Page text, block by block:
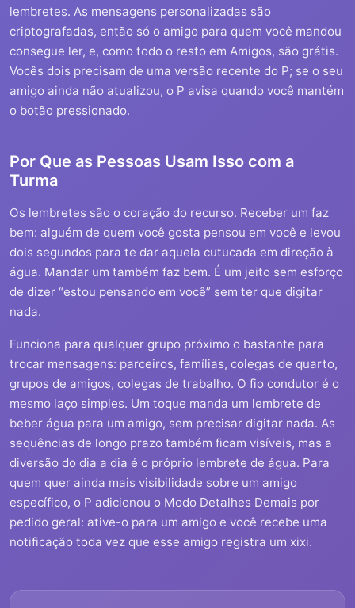
lembretes. As mensagens personalizadas são
criptografadas, então só o amigo para quem você mandou
consegue ler, e, como todo o resto em Amigos, são grátis.
Vocês dois precisam de uma versão recente do P; se o seu
amigo ainda não atualizou, o P avisa quando você mantém
o botão pressionado.
Por Que as Pessoas Usam Isso com a
Turma
Os lembretes são o coração do recurso. Receber um faz
bem: alguém de quem você gosta pensou em você e levou
dois segundos para te dar aquela cutucada em direção à
água. Mandar um também faz bem. É um jeito sem esforço
de dizer “estou pensando em você” sem ter que digitar
nada.
Funciona para qualquer grupo próximo o bastante para
trocar mensagens: parceiros, famílias, colegas de quarto,
grupos de amigos, colegas de trabalho. O fio condutor é o
mesmo laço simples. Um toque manda um lembrete de
beber água para um amigo, sem precisar digitar nada. As
sequências de longo prazo também ficam visíveis, mas a
diversão do dia a dia é o próprio lembrete de água. Para
quem quer ainda mais visibilidade sobre um amigo
específico, o P adicionou o Modo Detalhes Demais por
pedido geral: ative-o para um amigo e você recebe uma
notificação toda vez que esse amigo registra um xixi.